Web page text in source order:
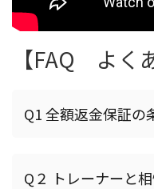
【FAQ よく
Q1 全額返金保証の
Q２ トレーナーと